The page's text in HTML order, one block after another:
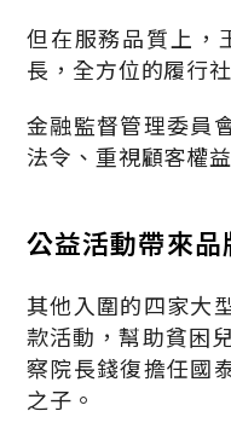
但在服務品質上，
長，全方位的履行
金融監督管理委員
法令、重視顧客權
公益活動帶來品
其他入圍的四家大
款活動，幫助貧困
察院長錢復擔任國
之子。